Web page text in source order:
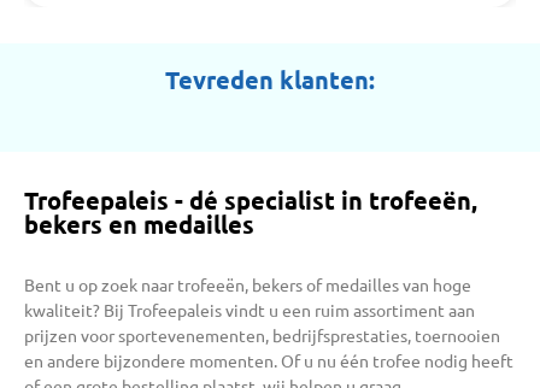
Tevreden klanten:
Trofeepaleis - dé specialist in trofeeën,
bekers en medailles
Bent u op zoek naar trofeeën, bekers of medailles van hoge
kwaliteit? Bij Trofeepaleis vindt u een ruim assortiment aan
prijzen voor sportevenementen, bedrijfsprestaties, toernooien
en andere bijzondere momenten. Of u nu één trofee nodig heeft